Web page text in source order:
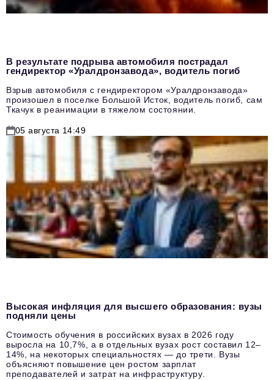
В результате подрыва автомобиля пострадал
гендиректор «Уралдронзавода», водитель погиб
Взрыв автомобиля с гендиректором «Уралдронзавода»
произошел в поселке Большой Исток, водитель погиб, сам
Ткачук в реанимации в тяжелом состоянии.
05 августа 14:49
Высокая инфляция для высшего образования: вузы
подняли цены
Стоимость обучения в российских вузах в 2026 году
выросла на 10,7%, а в отдельных вузах рост составил 12–
14%, на некоторых специальностях — до трети. Вузы
объясняют повышение цен ростом зарплат
преподавателей и затрат на инфраструктуру.